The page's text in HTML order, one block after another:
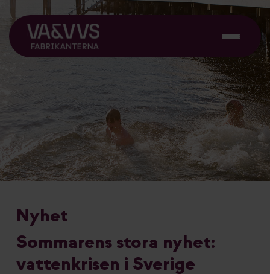
Nyhet
Sommarens stora nyhet:
vattenkrisen i Sverige